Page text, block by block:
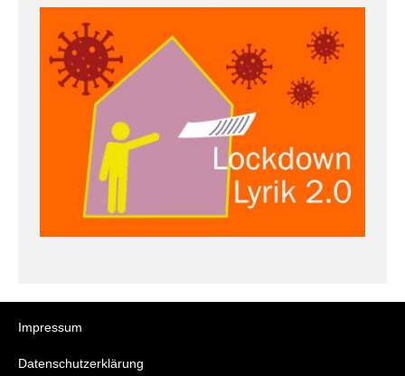
Impressum
Datenschutzerklärung